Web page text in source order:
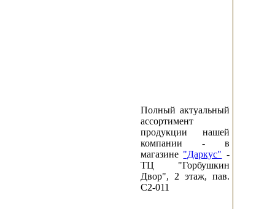
Полный актуальный
ассортимент
продукции нашей
компании - в
магазине "Даркус" -
ТЦ "Горбушкин
Двор", 2 этаж, пав.
C2-011